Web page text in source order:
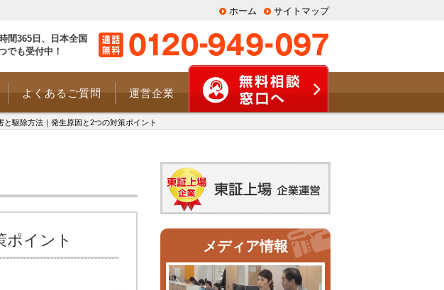
ホーム サイトマップ
間365日、
日本全国
でも受付中！
よくあるご質問 運営企業
と駆除方法｜発生原因と2つの対策ポイント
ポイント メディア情報